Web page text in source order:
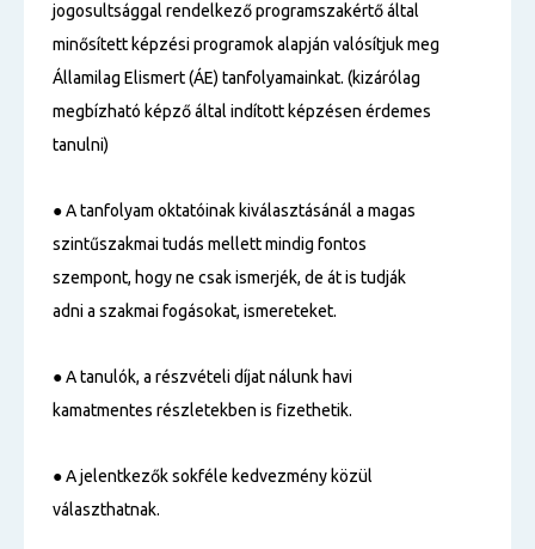
jogosultsággal rendelkező programszakértő által
minősített képzési programok alapján valósítjuk meg
Államilag Elismert (ÁE) tanfolyamainkat. (kizárólag
megbízható képző által indított képzésen érdemes
tanulni)
● A tanfolyam oktatóinak kiválasztásánál a magas
szintűszakmai tudás mellett mindig fontos
szempont, hogy ne csak ismerjék, de át is tudják
adni a szakmai fogásokat, ismereteket.
● A tanulók, a részvételi díjat nálunk havi
kamatmentes részletekben is fizethetik.
● A jelentkezők sokféle kedvezmény közül
választhatnak.